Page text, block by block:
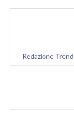
Redazione